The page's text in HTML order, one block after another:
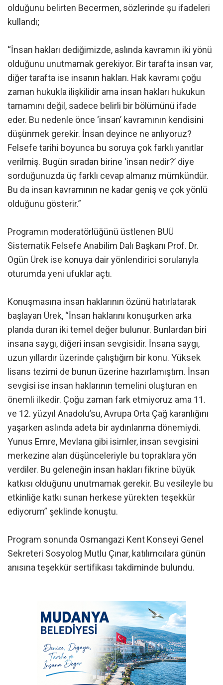
olduğunu belirten Becermen, sözlerinde şu ifadeleri
kullandı;
“İnsan hakları dediğimizde, aslında kavramın iki yönü
olduğunu unutmamak gerekiyor. Bir tarafta insan var,
diğer tarafta ise insanın hakları. Hak kavramı çoğu
zaman hukukla ilişkilidir ama insan hakları hukukun
tamamını değil, sadece belirli bir bölümünü ifade
eder. Bu nedenle önce ‘insan’ kavramının kendisini
düşünmek gerekir. İnsan deyince ne anlıyoruz?
Felsefe tarihi boyunca bu soruya çok farklı yanıtlar
verilmiş. Bugün sıradan birine ‘insan nedir?’ diye
sorduğunuzda üç farklı cevap almanız mümkündür.
Bu da insan kavramının ne kadar geniş ve çok yönlü
olduğunu gösterir.”
Programın moderatörlüğünü üstlenen BUÜ
Sistematik Felsefe Anabilim Dalı Başkanı Prof. Dr.
Ogün Ürek ise konuya dair yönlendirici sorularıyla
oturumda yeni ufuklar açtı.
Konuşmasına insan haklarının özünü hatırlatarak
başlayan Ürek, “İnsan haklarını konuşurken arka
planda duran iki temel değer bulunur. Bunlardan biri
insana saygı, diğeri insan sevgisidir. İnsana saygı,
uzun yıllardır üzerinde çalıştığım bir konu. Yüksek
lisans tezimi de bunun üzerine hazırlamıştım. İnsan
sevgisi ise insan haklarının temelini oluşturan en
önemli ilkedir. Çoğu zaman fark etmiyoruz ama 11.
ve 12. yüzyıl Anadolu’su, Avrupa Orta Çağ karanlığını
yaşarken aslında adeta bir aydınlanma dönemiydi.
Yunus Emre, Mevlana gibi isimler, insan sevgisini
merkezine alan düşünceleriyle bu topraklara yön
verdiler. Bu geleneğin insan hakları fikrine büyük
katkısı olduğunu unutmamak gerekir. Bu vesileyle bu
etkinliğe katkı sunan herkese yürekten teşekkür
ediyorum” şeklinde konuştu.
Program sonunda Osmangazi Kent Konseyi Genel
Sekreteri Sosyolog Mutlu Çınar, katılımcılara günün
anısına teşekkür sertifikası takdiminde bulundu.